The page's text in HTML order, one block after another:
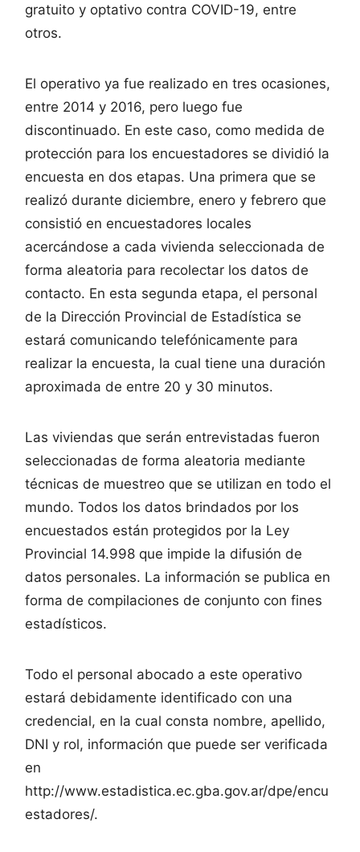
gratuito y optativo contra COVID-19, entre
otros.
El operativo ya fue realizado en tres ocasiones,
entre 2014 y 2016, pero luego fue
discontinuado. En este caso, como medida de
protección para los encuestadores se dividió la
encuesta en dos etapas. Una primera que se
realizó durante diciembre, enero y febrero que
consistió en encuestadores locales
acercándose a cada vivienda seleccionada de
forma aleatoria para recolectar los datos de
contacto. En esta segunda etapa, el personal
de la Dirección Provincial de Estadística se
estará comunicando telefónicamente para
realizar la encuesta, la cual tiene una duración
aproximada de entre 20 y 30 minutos.
Las viviendas que serán entrevistadas fueron
seleccionadas de forma aleatoria mediante
técnicas de muestreo que se utilizan en todo el
mundo. Todos los datos brindados por los
encuestados están protegidos por la Ley
Provincial 14.998 que impide la difusión de
datos personales. La información se publica en
forma de compilaciones de conjunto con fines
estadísticos.
Todo el personal abocado a este operativo
estará debidamente identificado con una
credencial, en la cual consta nombre, apellido,
DNI y rol, información que puede ser verificada
en
http://www.estadistica.ec.gba.gov.ar/dpe/encu
estadores/.